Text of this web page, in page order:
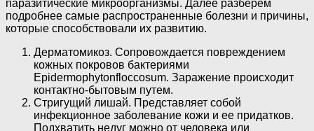
паразитические микроорганизмы. Далее разберем
подробнее самые распространенные болезни и причины,
которые способствовали их развитию.
Дерматомикоз. Сопровождается повреждением
кожных покровов бактериями
Epidermophytonfloccosum. Заражение происходит
контактно-бытовым путем.
Стригущий лишай. Представляет собой
инфекционное заболевание кожи и ее придатков.
Подхватить недуг можно от человека или